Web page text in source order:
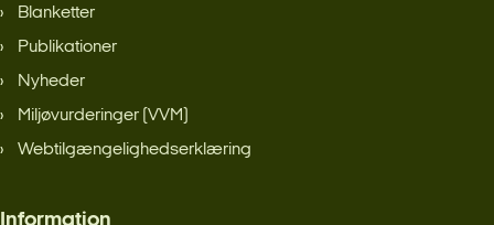
Blanketter
Publikationer
Nyheder
Miljøvurderinger (VVM)
Webtilgængelighedserklæring
Information